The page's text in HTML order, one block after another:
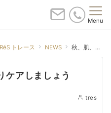
Menu
トレース NEWS 秋、肌、乾燥 しっかりケアしましょう
アしましょう
tres